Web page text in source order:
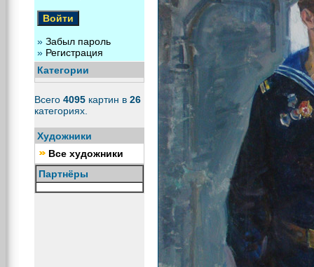
» Забыл пароль
» Регистрация
Категории
Всего 4095 картин в 26
категориях.
Художники
Все художники
Партнёры